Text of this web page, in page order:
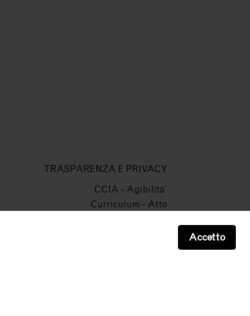
TRASPARENZA E PRIVACY
CCIA - Agibilità'
Curriculum - Atto
Accetto